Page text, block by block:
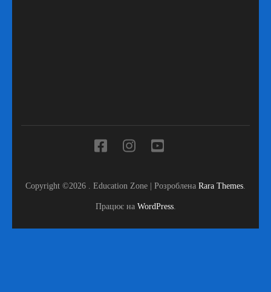
Copyright ©2026 Education Zone | Розроблена Rara Themes
Працює на WordPress.